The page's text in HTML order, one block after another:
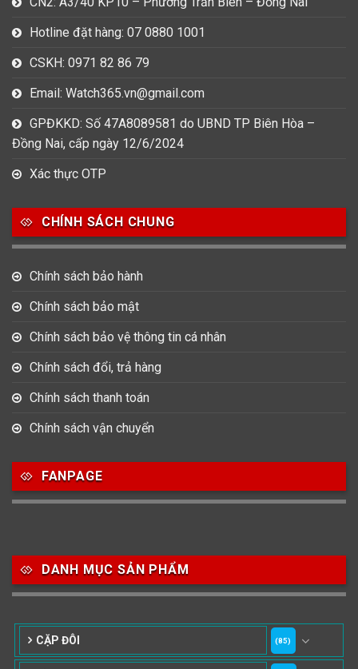
Hotline đặt hàng: 07 0880 1001
CSKH: 0971 82 86 79
Email: Watch365.vn@gmail.com
GPĐKKD: Số 47A8089581 do UBND TP Biên Hòa –
Đồng Nai, cấp ngày 12/6/2024
Xác thực OTP
CHÍNH SÁCH CHUNG
Chính sách bảo hành
Chính sách bảo mật
Chính sách bảo vệ thông tin cá nhân
Chính sách đổi, trả hàng
Chính sách thanh toán
Chính sách vận chuyển
FANPAGE
DANH MỤC SẢN PHẨM
CẶP ĐÔI (85)